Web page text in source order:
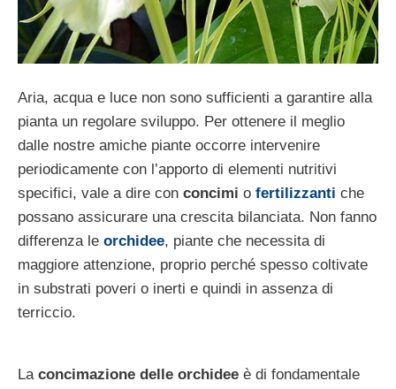
Aria, acqua e luce non sono sufficienti a garantire alla
pianta un regolare sviluppo. Per ottenere il meglio
dalle nostre amiche piante occorre intervenire
periodicamente con l’apporto di elementi nutritivi
specifici, vale a dire con concimi o fertilizzanti che
possano assicurare una crescita bilanciata. Non fanno
differenza le orchidee, piante che necessita di
maggiore attenzione, proprio perché spesso coltivate
in substrati poveri o inerti e quindi in assenza di
terriccio.
La concimazione delle orchidee è di fondamentale